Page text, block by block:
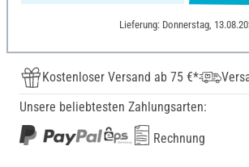
Lieferung: Donnerstag,
Kostenloser Versand ab 75 €*
Unsere beliebtesten Zahlungsarten:
Rechnung